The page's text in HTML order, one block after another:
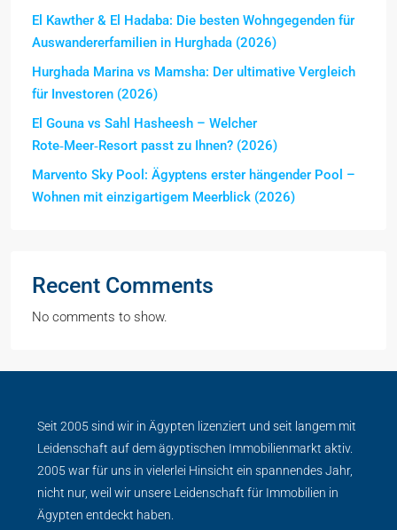
El Kawther & El Hadaba: Die besten Wohngegenden für
Auswandererfamilien in Hurghada (2026)
Hurghada Marina vs Mamsha: Der ultimative Vergleich
für Investoren (2026)
El Gouna vs Sahl Hasheesh – Welcher
Rote‑Meer‑Resort passt zu Ihnen? (2026)
Marvento Sky Pool: Ägyptens erster hängender Pool –
Wohnen mit einzigartigem Meerblick (2026)
Recent Comments
No comments to show.
Seit 2005 sind wir in Ägypten lizenziert und seit langem mit
Leidenschaft auf dem ägyptischen Immobilienmarkt aktiv.
2005 war für uns in vielerlei Hinsicht ein spannendes Jahr,
nicht nur, weil wir unsere Leidenschaft für Immobilien in
Ägypten entdeckt haben.